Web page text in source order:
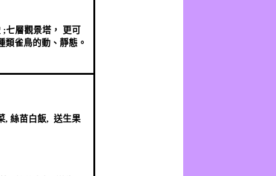
;七層觀景塔，
更可
類雀鳥的動、靜態。
:
,絲苗白飯,送生果
: